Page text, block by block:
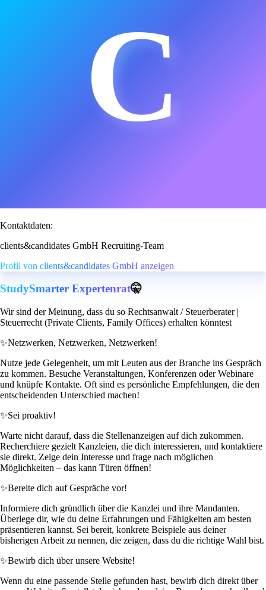
C
Kontaktdaten:
clients&candidates GmbH Recruiting-Team
Profil von clients&candidates GmbH anzeigen
StudySmarter Expertenrat🤫
Wir sind der Meinung, dass du so Rechtsanwalt / Steuerberater |
Steuerrecht (Private Clients, Family Offices) erhalten könntest
✨Netzwerken, Netzwerken, Netzwerken!
Nutze jede Gelegenheit, um mit Leuten aus der Branche ins Gespräch
zu kommen. Besuche Veranstaltungen, Konferenzen oder Webinare
und knüpfe Kontakte. Oft sind es persönliche Empfehlungen, die den
entscheidenden Unterschied machen!
✨Sei proaktiv!
Warte nicht darauf, dass die Stellenanzeigen auf dich zukommen.
Recherchiere gezielt Kanzleien, die dich interessieren, und kontaktiere
sie direkt. Zeige dein Interesse und frage nach möglichen
Möglichkeiten – das kann Türen öffnen!
✨Bereite dich auf Gespräche vor!
Informiere dich gründlich über die Kanzlei und ihre Mandanten.
Überlege dir, wie du deine Erfahrungen und Fähigkeiten am besten
präsentieren kannst. Sei bereit, konkrete Beispiele aus deiner
bisherigen Arbeit zu nennen, die zeigen, dass du die richtige Wahl bist.
✨Bewirb dich über unsere Website!
Wenn du eine passende Stelle gefunden hast, bewirb dich direkt über